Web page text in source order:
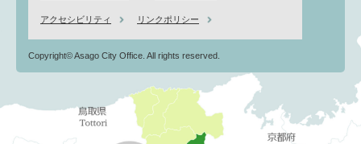
アクセシビリティ リンクポリシー
Copyright© Asago City Office. All rights reserved.